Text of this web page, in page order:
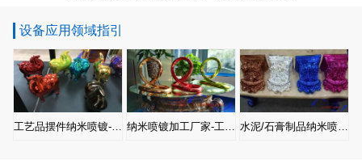
设备应用领域指引
工艺品摆件纳米喷镀-环保银镜电镀加工厂家